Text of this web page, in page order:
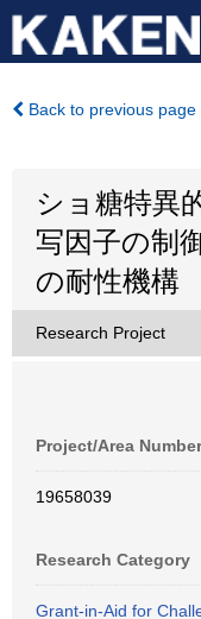
Back to previous page
ショ糖特異
写因子の制
の耐性機構
Research Project
Project/Area Number
19658039
Research Category
Grant-in-Aid for